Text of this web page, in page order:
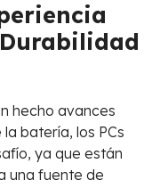
hecho avances
batería, los PCs
ya que están
una fuente de